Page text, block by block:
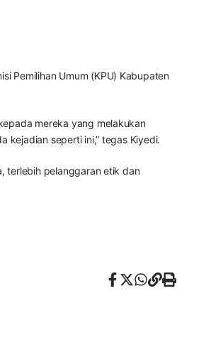
Pemilihan Umum (KPU) Kabupaten
mereka yang melakukan
kejadian seperti ini,” tegas Kiyedi.
terlebih pelanggaran etik dan